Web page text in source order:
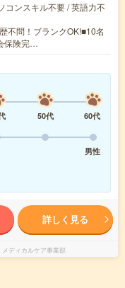
コンスキル不要 / 英語力不
不問！ブランクOK!■10名
保険完…
50代
60代
男性
詳しく見る
ディカルケア事業部